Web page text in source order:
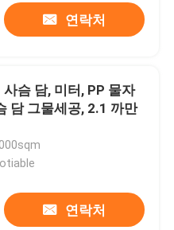
연락처
사슴 담, 미터, PP 물자
담 그물세공, 2.1 까만
연락처